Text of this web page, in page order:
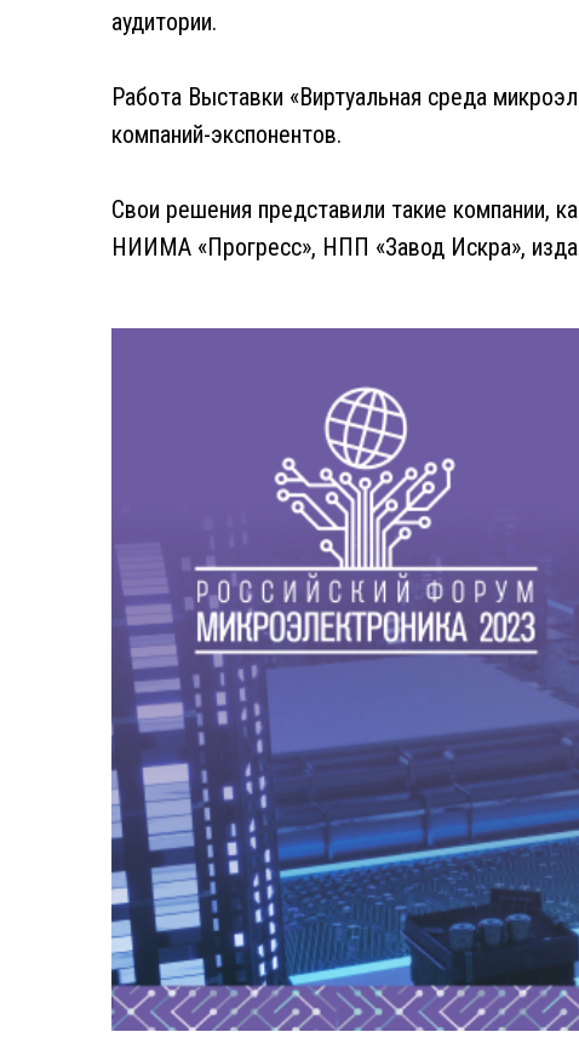
аудитории.
Работа Выставки «Виртуальная среда
компаний-экспонентов.
Свои решения представили такие компании,
НИИМА «Прогресс», НПП «Завод Искра»,